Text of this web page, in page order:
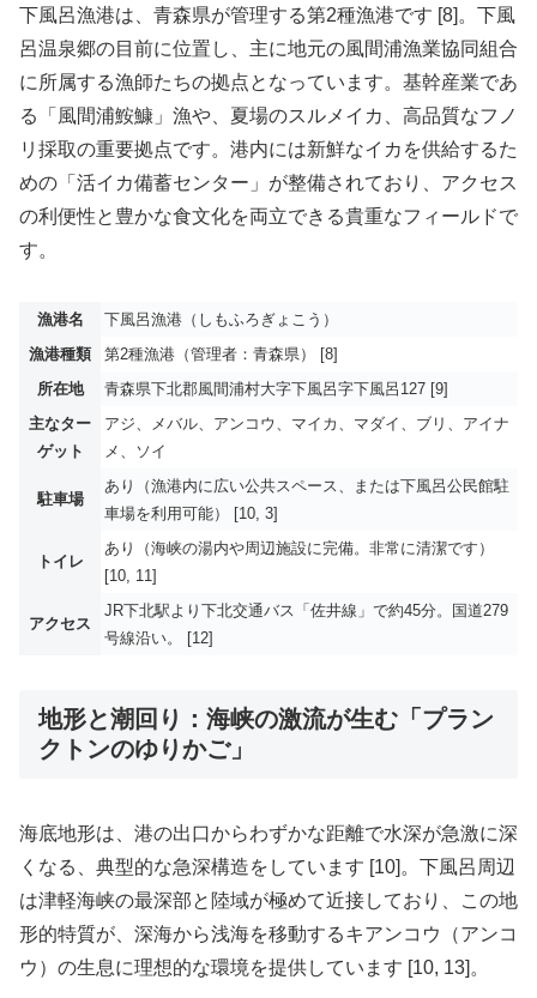
下風呂漁港は、青森県が管理する第2種漁港です [8]。下風
呂温泉郷の目前に位置し、主に地元の風間浦漁業協同組合
に所属する漁師たちの拠点となっています。基幹産業であ
る「風間浦鮟鱇」漁や、夏場のスルメイカ、高品質なフノ
リ採取の重要拠点です。港内には新鮮なイカを供給するた
めの「活イカ備蓄センター」が整備されており、アクセス
の利便性と豊かな食文化を両立できる貴重なフィールドで
す。
漁港名
下風呂漁港（しもふろぎょこう）
漁港種類
第2種漁港（管理者：青森県） [8]
所在地
青森県下北郡風間浦村大字下風呂字下風呂127 [9]
主なター
ゲット
アジ、メバル、アンコウ、マイカ、マダイ、ブリ、アイナ
メ、ソイ
駐車場
あり（漁港内に広い公共スペース、または下風呂公民館駐
車場を利用可能） [10, 3]
トイレ
あり（海峡の湯内や周辺施設に完備。非常に清潔です）
[10, 11]
アクセス
JR下北駅より下北交通バス「佐井線」で約45分。国道279
号線沿い。 [12]
地形と潮回り：海峡の激流が生む「プラン
クトンのゆりかご」
海底地形は、港の出口からわずかな距離で水深が急激に深
くなる、典型的な急深構造をしています [10]。下風呂周辺
は津軽海峡の最深部と陸域が極めて近接しており、この地
形的特質が、深海から浅海を移動するキアンコウ（アンコ
ウ）の生息に理想的な環境を提供しています [10, 13]。